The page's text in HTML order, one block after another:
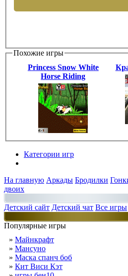
Похожие игры
Princess Snow White
Horse Riding
Категории игр
На главную Аркады Бродилки
двоих
Детский сайт Детский чат Все игры
Популярные игры
» Майнкрафт
» Мансуно
» Маска спанч боб
» Кит Виси Кэт